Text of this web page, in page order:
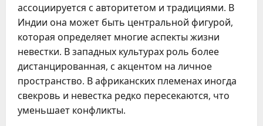
ассоциируется с авторитетом и традициями. В
Индии она может быть центральной фигурой,
которая определяет многие аспекты жизни
невестки. В западных культурах роль более
дистанцированная, с акцентом на личное
пространство. В африканских племенах иногда
свекровь и невестка редко пересекаются, что
уменьшает конфликты.